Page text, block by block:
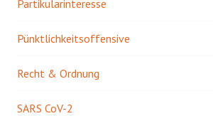
Partikularinteresse
Pünktlichkeitsoffensive
Recht & Ordnung
SARS CoV-2